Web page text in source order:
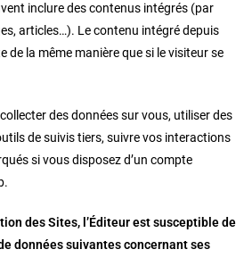
inclure des contenus intégrés (par
articles…). Le contenu intégré depuis
de la même manière que si le visiteur se
des données sur vous, utiliser des
de suivis tiers, suivre vos interactions
si vous disposez d’un compte
des Sites, l’Éditeur est susceptible de
données suivantes concernant ses